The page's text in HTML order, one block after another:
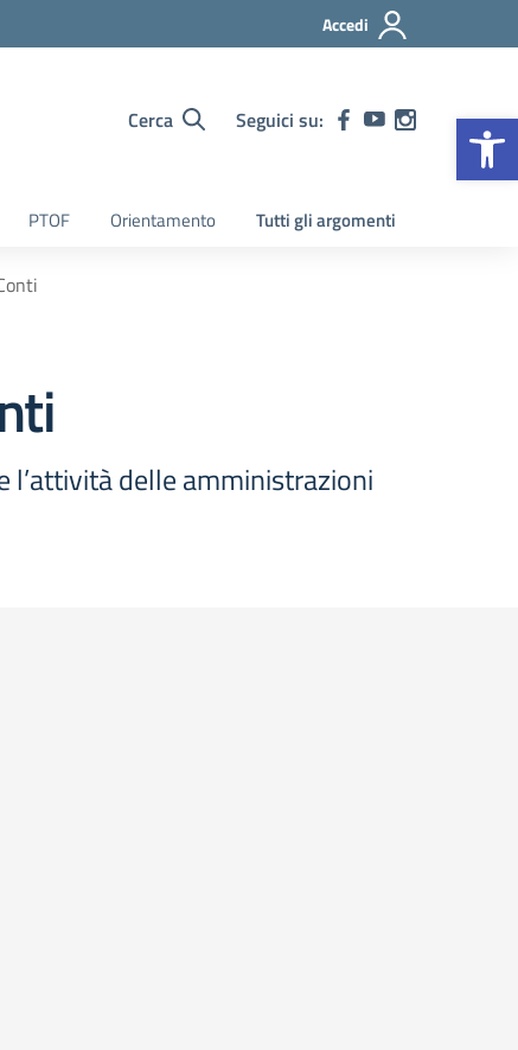
Accedi
Cerca Seguici su:
PTOF Orientamento Tutti gli argomenti
l’attività delle amministrazioni